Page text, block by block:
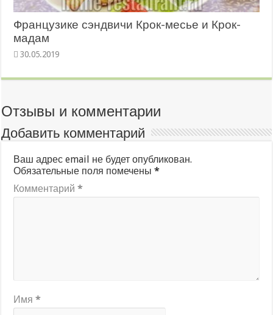
Французике сэндвичи Крок-месье и Крок-
мадам
30.05.2019
Отзывы и комментарии
Добавить комментарий
Ваш адрес email не будет опубликован.
Обязательные поля помечены*
Комментарий*
Имя*